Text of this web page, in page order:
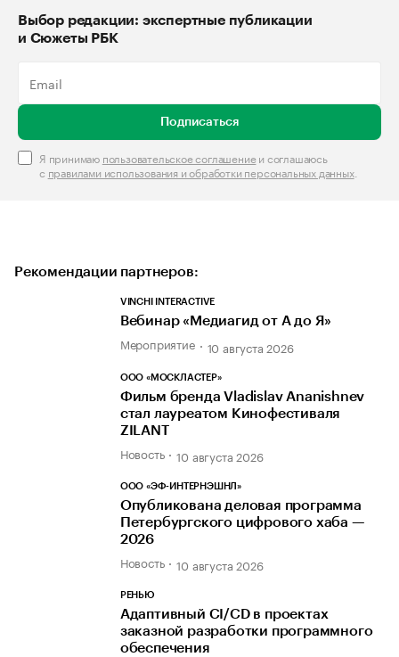
Выбор редакции: экспертные публикации
и Сюжеты РБК
Подписаться
Я принимаю пользовательское соглашениеи соглашаюсь
с правилами использования и обработки персональных данных.
Рекомендации партнеров:
VINCHI INTERACTIVE
Вебинар «Медиагид от А до Я»
Мероприятие 10 августа 2026
ООО «МОСКЛАСТЕР»
Фильм бренда Vladislav Ananishnev
стал лауреатом Кинофестиваля
ZILANT
Новость 10 августа 2026
ООО «ЭФ-ИНТЕРНЭШНЛ»
Опубликована деловая программа
Петербургского цифрового хаба —
2026
Новость 10 августа 2026
РЕНЬЮ
Адаптивный CI/CD в проектах
заказной разработки программного
обеспечения